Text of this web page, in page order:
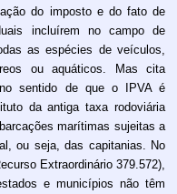
do imposto e do fato de
incluírem no campo de
as espécies de veículos,
ou aquáticos. Mas cita
sentido de que o IPVA é
da antiga taxa rodoviária
marítimas sujeitas a
ou seja, das capitanias. No
Extraordinário 379.572),
e municípios não têm